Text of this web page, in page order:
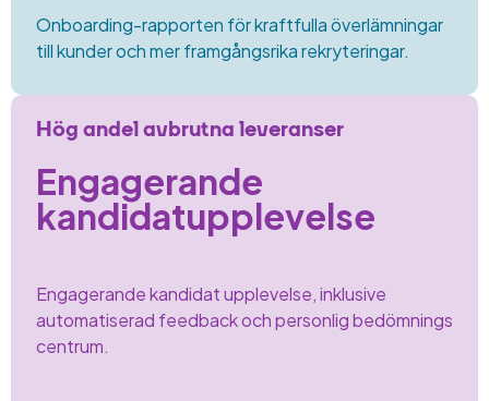
Onboarding-rapporten för kraftfulla överlämningar
till kunder och mer framgångsrikarekryteringar.
Hög andel avbrutna leveranser
Engagerande
kandidatupplevelse
Engagerande kandidatupplevelse, inklusive
automatiserad feedbackoch personligbedömnings
centrum.